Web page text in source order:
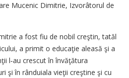
Mucenic Dimitrie, Izvorâtorul de
a fost fiu de nobil creştin, tatăl
a primit o educaţie aleasă şi a
l‑au crescut în învăţătura
şi în rânduiala vieţii creştine şi cu